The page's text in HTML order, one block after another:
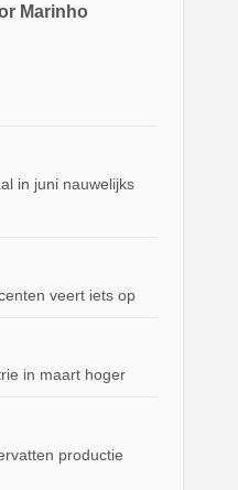
Marinho
in juni nauwelijks
veert iets op
in maart hoger
productie